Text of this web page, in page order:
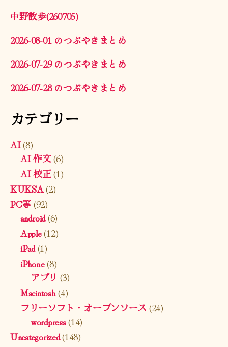
中野散歩(260705)
2026-08-01 のつぶやきまとめ
2026-07-29 のつぶやきまとめ
2026-07-28 のつぶやきまとめ
カテゴリー
AI(8)
AI 作文(6)
AI 校正(1)
KUKSA(2)
PC等(92)
android(6)
Apple(12)
iPad(1)
iPhone(8)
アプリ (3)
Macintosh(4)
フリーソフト・オープンソース (24)
wordpress(14)
Uncategorized(148)